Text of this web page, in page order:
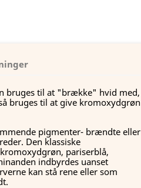
bruges til at "brække" hvid med,
bruges til at give kromoxydgrøn
pigmenter- brændte eller
Den klassiske
pariserblå,
indbyrdes uanset
kan stå rene eller som